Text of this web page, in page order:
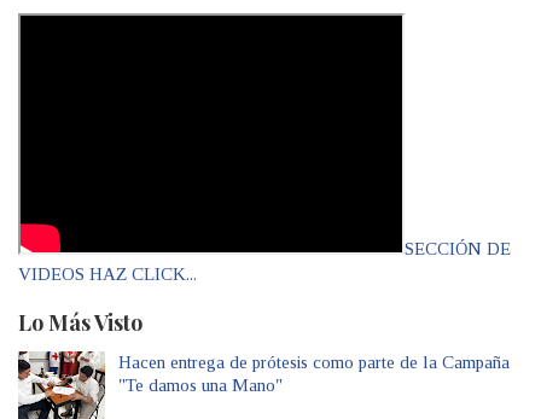
SECCIÓN DE
VIDEOS HAZ CLICK...
Lo Más Visto
Hacen entrega de prótesis como parte de la Campaña
"Te damos una Mano"